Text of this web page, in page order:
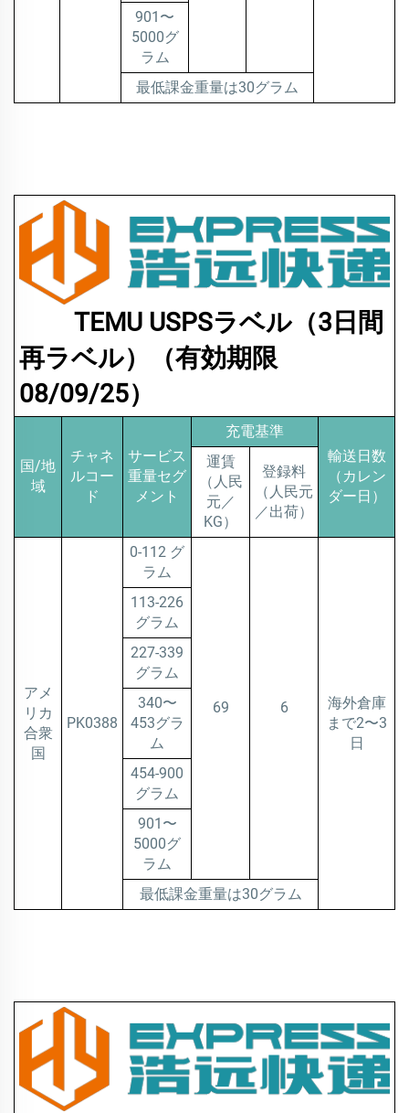
901〜
5000グ
ラム
最低課金重量は30グラム
TEMU USPSラベル（3日間
再ラベル）（有効期限
08/09/25）
国/地
域
チャネ
ルコー
ド
サービス
重量セグ
メント
充電基準
輸送日数
（カレン
ダー日）
運賃
（人民
元／
KG）
登録料
（人民元
／出荷）
アメ
リカ
合衆
国
PK0388
0-112 グ
ラム
69 6
海外倉庫
まで2〜3
日
113-226
グラム
227-339
グラム
340〜
453グラ
ム
454-900
グラム
901〜
5000グ
ラム
最低課金重量は30グラム